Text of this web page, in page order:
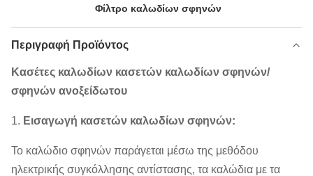
Φίλτρο καλωδίων σφηνών
Περιγραφή Προϊόντος
Κασέτες καλωδίων κασετών καλωδίων σφηνών/
σφηνών ανοξείδωτου
1. Εισαγωγή κασετών καλωδίων σφηνών:
Το καλώδιο σφηνών παράγεται μέσω της μεθόδου
ηλεκτρικής συγκόλλησης αντίστασης, τα καλώδια με τα